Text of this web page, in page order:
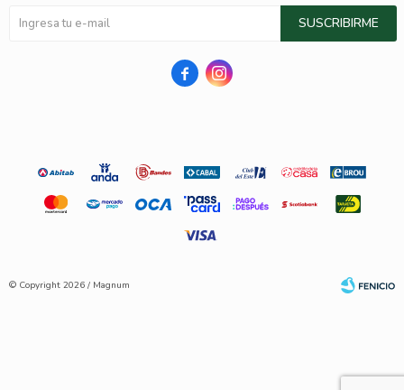
SUSCRIBIRME
 
© Copyright 2026 / Magnum